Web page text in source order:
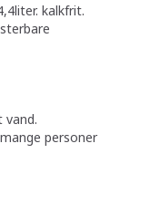
kalkfrit.
vand.
personer